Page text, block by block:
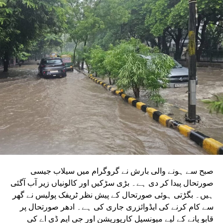
منظوری مل چکی ہے۔ مرکزی منظوری کے بعد، NMRC نے ان
دونوں راستوں پر کام شروع کرنے کے لیے تقریباً چھ ماہ قبل
ٹینڈر جاری کیا تھا۔ ٹینڈر کی آخری تاریخ میں دو بار توسیع کی
گئی۔ اب اس عمل کے لیے ایجنسی کا انتخاب کر لیا گیا ہے۔این
ایم آر سی کے عہدیداروں نے بتایا کہ دونوں راستوں پر کام
شروع کرنے کے لئے ایل این ٹی نامی ایجنسی کا انتخاب کیا گیا
ہے۔ یہ ایجنسی دونوں راستوں پر تعمیراتی کام کرے گی۔
دونوں راستوں پر سول کام کے لیے منتخب کردہ ایجنسی لارسن
اینڈ ٹوبرو (L&T) ہے۔ سول ورک کی تخمینہ لاگت 1,200 کروڑ
ہے۔اس لائن پر آٹھ اسٹیشن بنائے جائیں گے۔ ان میں
سیکٹر-38A بوٹینیکل گارڈن، سیکٹر-44، نوئیڈا آفس، سیکٹر-96،
سیکٹر-97، سیکٹر-105، سیکٹر-108، سیکٹر-93، اور پنچشیل
بوائز انٹر کالج شامل ہوں گے۔
صبح سے ہونے والی بارش نے گروگرام میں سیلاب جیسی
صورتحال پیدا کر دی ہے۔ بڑی سڑکیں اور کالونیاں زیر آب آگئی
ہیں۔ بگڑتی ہوئی صورتحال کے پیش نظر ٹریفک پولیس نے گھر
سے کام کرنے کی ایڈوائزری جاری کی ہے۔ ادھر صورتحال پر
قابو پانے کے لیے میونسپل کارپوریشن اور جی ایم ڈی اے کی